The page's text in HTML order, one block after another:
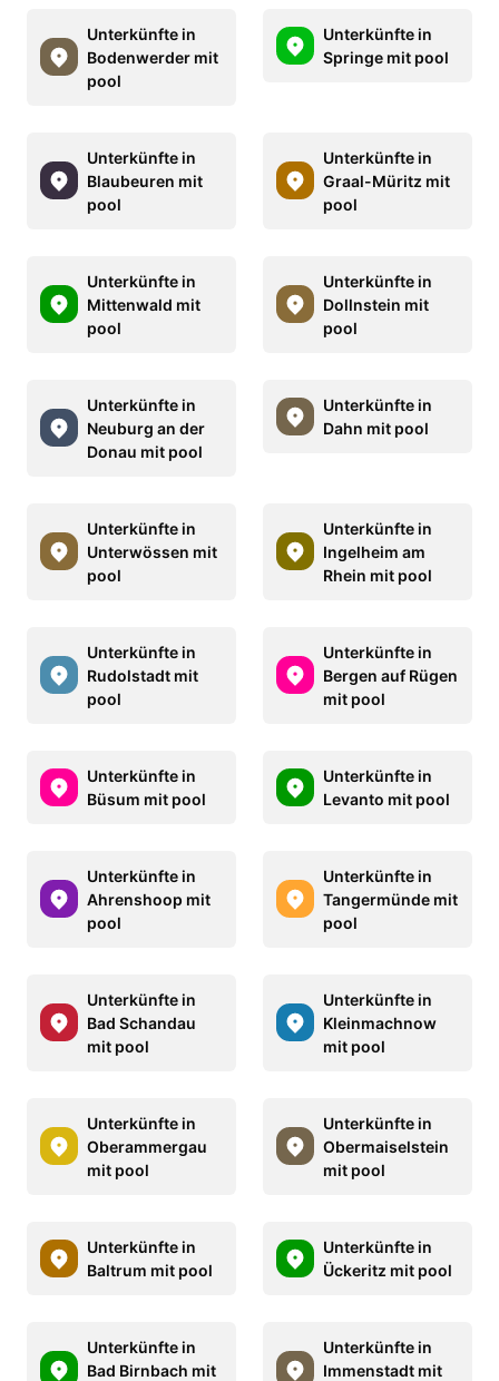
Unterkünfte in
Bodenwerder mit
pool
Unterkünfte in
Springe mit pool
Unterkünfte in
Blaubeuren mit
pool
Unterkünfte in
Graal-Müritz mit
pool
Unterkünfte in
Mittenwald mit
pool
Unterkünfte in
Dollnstein mit
pool
Unterkünfte in
Neuburg an der
Donau mit pool
Unterkünfte in
Dahn mit pool
Unterkünfte in
Unterwössen mit
pool
Unterkünfte in
Ingelheim am
Rhein mit pool
Unterkünfte in
Rudolstadt mit
pool
Unterkünfte in
Bergen auf Rügen
mit pool
Unterkünfte in
Büsum mit pool
Unterkünfte in
Levanto mit pool
Unterkünfte in
Ahrenshoop mit
pool
Unterkünfte in
Tangermünde mit
pool
Unterkünfte in
Bad Schandau
mit pool
Unterkünfte in
Kleinmachnow
mit pool
Unterkünfte in
Oberammergau
mit pool
Unterkünfte in
Obermaiselstein
mit pool
Unterkünfte in
Baltrum mit pool
Unterkünfte in
Ückeritz mit pool
Unterkünfte in
Bad Birnbach mit
Unterkünfte in
Immenstadt mit